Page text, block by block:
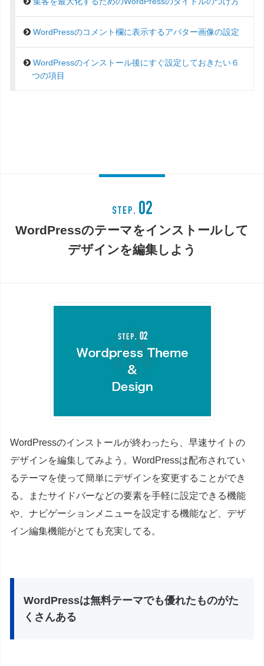
WordPressのコメント欄に表示するアバター画像の設定
WordPressのインストール後にすぐ設定しておきたい６
つの項目
WordPressのテーマをインストールして
デザインを編集しよう
WordPressのインストールが終わったら、早速サイトの
デザインを編集してみよう。WordPressは配布されてい
るテーマを使って簡単にデザインを変更することができ
る。またサイドバーなどの要素を手軽に設定できる機能
や、ナビゲーションメニューを設定する機能など、デザ
イン編集機能がとても充実してる。
WordPressは無料テーマでも優れたものがた
くさんある